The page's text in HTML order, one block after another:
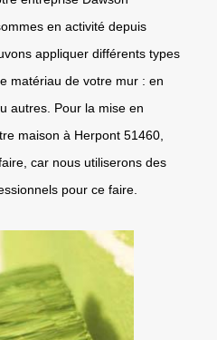
en activité depuis
appliquer différents types
matériau de votre mur : en
autres. Pour la mise en
maison à Herpont 51460,
car nous utiliserons des
pour ce faire.